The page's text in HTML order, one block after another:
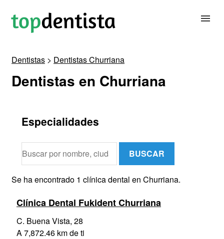
BUSCAR DENTISTA
CONTACTAR
Dentistas > Dentistas Churriana
Dentistas en Churriana
Especialidades
BUSCAR
Se ha encontrado 1 clínica dental en Churriana.
Clínica Dental Fukident Churriana
C. Buena Vista, 28
A 7,872.46 km de ti